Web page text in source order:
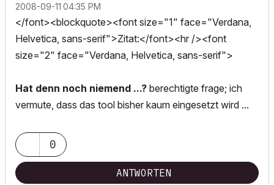
‎2008-09-11 04:35 PM
</font><blockquote><font size="1" face="Verdana,
Helvetica, sans-serif">Zitat:</font><hr /><font
size="2" face="Verdana, Helvetica, sans-serif">
Hat denn noch niemend ...? berechtigte frage; ich
vermute, dass das tool bisher kaum eingesetzt wird ...
0
ANTWORTEN